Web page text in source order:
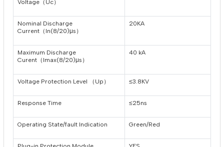
Voltage（Uc）
Nominal Discharge
Current（In(8/20)μs）
20KA
Maximum Discharge
Curent（Imax(8/20)μs）
40 kA
Voltage Protection Level （Up） ≤3.8KV
Response Time ≤25ns
Operating State/fault Indication Green/Red